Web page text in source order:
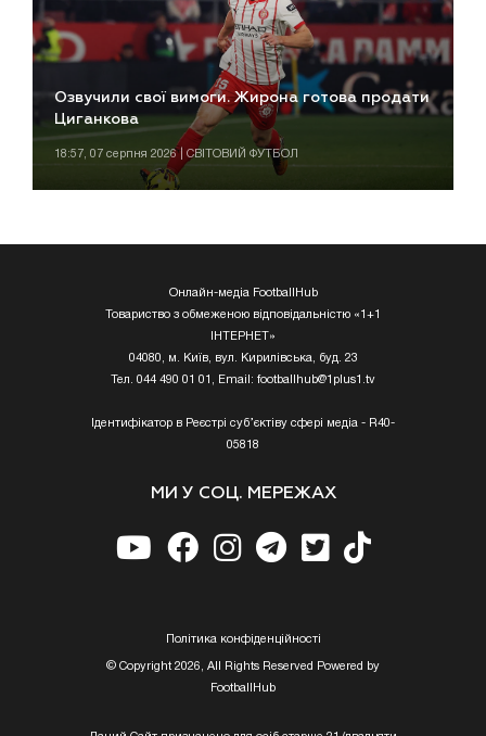
Озвучили свої вимоги. Жирона готова продати
Циганкова
18:57, 07 серпня 2026 | СВІТОВИЙ ФУТБОЛ
Онлайн-медіа FootballHub
Товариство з обмеженою відповідальністю «1+1
ІНТЕРНЕТ»
04080, м. Київ, вул. Кирилівська, буд. 23
Тел. 044 490 01 01, Email: footballhub@1plus1.tv
Ідентифікатор в Реєстрі суб’єктіву сфері медіа - R40-
05818
МИ У СОЦ. МЕРЕЖАХ
Полiтика конфiденцiйностi
© Copyright 2026, All Rights Reserved Powered by
FootballHub